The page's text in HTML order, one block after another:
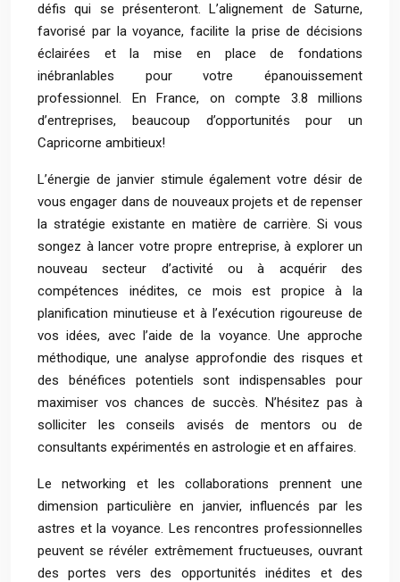
défis qui se présenteront. L’alignement de Saturne,
favorisé par la voyance, facilite la prise de décisions
éclairées et la mise en place de fondations
inébranlables pour votre épanouissement
professionnel. En France, on compte 3.8 millions
d’entreprises, beaucoup d’opportunités pour un
Capricorne ambitieux!
L’énergie de janvier stimule également votre désir de
vous engager dans de nouveaux projets et de repenser
la stratégie existante en matière de carrière. Si vous
songez à lancer votre propre entreprise, à explorer un
nouveau secteur d’activité ou à acquérir des
compétences inédites, ce mois est propice à la
planification minutieuse et à l’exécution rigoureuse de
vos idées, avec l’aide de la voyance. Une approche
méthodique, une analyse approfondie des risques et
des bénéfices potentiels sont indispensables pour
maximiser vos chances de succès. N’hésitez pas à
solliciter les conseils avisés de mentors ou de
consultants expérimentés en astrologie et en affaires.
Le networking et les collaborations prennent une
dimension particulière en janvier, influencés par les
astres et la voyance. Les rencontres professionnelles
peuvent se révéler extrêmement fructueuses, ouvrant
des portes vers des opportunités inédites et des